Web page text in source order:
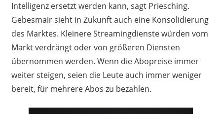
Intelligenz ersetzt werden kann, sagt Priesching.
Gebesmair sieht in Zukunft auch eine Konsolidierung
des Marktes. Kleinere Streamingdienste würden vom
Markt verdrängt oder von größeren Diensten
übernommen werden. Wenn die Abopreise immer
weiter steigen, seien die Leute auch immer weniger
bereit, für mehrere Abos zu bezahlen.